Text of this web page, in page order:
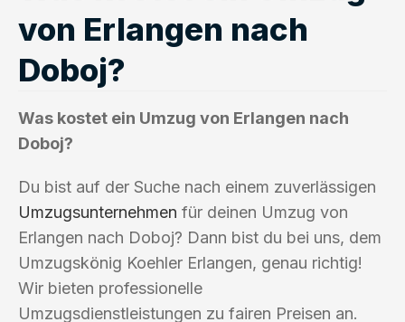
von Erlangen nach
Doboj?
Was kostet ein Umzug von Erlangen nach
Doboj?
Du bist auf der Suche nach einem zuverlässigen
Umzugsunternehmen für deinen Umzug von
Erlangen nach Doboj? Dann bist du bei uns, dem
Umzugskönig Koehler Erlangen, genau richtig!
Wir bieten professionelle
Umzugsdienstleistungen zu fairen Preisen an.